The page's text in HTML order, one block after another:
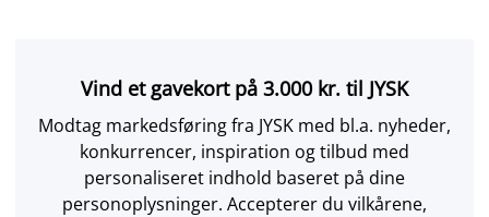
Vind et gavekort på 3.000 kr. til JYSK
Modtag markedsføring fra JYSK med bl.a. nyheder,
konkurrencer, inspiration og tilbud med
personaliseret indhold baseret på dine
personoplysninger. Accepterer du vilkårene,